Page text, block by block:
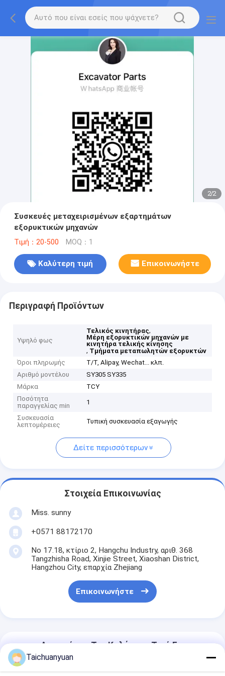
2/2
Συσκευές μεταχειρισμένων εξαρτημάτων
εξορυκτικών μηχανών
Τιμή：20-500 MOQ：1
Καλύτερη τιμή Επικοινωνήστε
Περιγραφή Προϊόντων
Υψηλό φως
Τελικός κινητήρας,
Μέρη εξορυκτικών μηχανών με
κινητήρα τελικής κίνησης
, Τμήματα μεταπωλητών εξορυκτών
Όροι πληρωμής
T/T, Alipay, Wechat... κλπ.
Αριθμό μοντέλου
SY305 SY335
Μάρκα
TCY
Ποσότητα
παραγγελίας min
1
Συσκευασία
λεπτομέρειες
Τυπική συσκευασία εξαγωγής
Δείτε περισσότερων
Στοιχεία Επικοινωνίας
Miss. sunny
+0571 88172170
Νο 17.18, κτίριο 2, Hangchu Industry, αριθ. 368
Tangzhisha Road, Xinjie Street, Xiaoshan District,
Hangzhou City, επαρχία Zhejiang
Επικοινωνήστε
Αποκτήστε Την Καλύτερη Τιμή Για
Taichuanyuan